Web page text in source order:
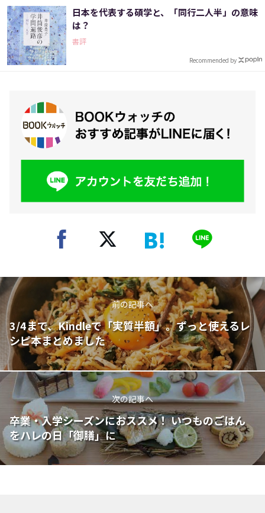
日本を代表する碩学と、「同行二人半」の意味
は？
書評
Recommended by
前の記事へ
3/4まで、Kindleで「実質半額」。ずっと使えるレ
シピ本まとめました
次の記事へ
卒業・入学シーズンにおススメ！ いつものごはん
をハレの日「御膳」に